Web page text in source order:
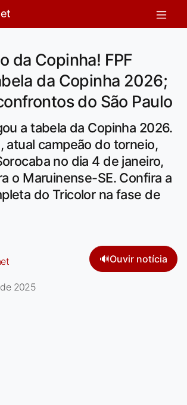
da Copinha! FPF
da Copinha 2026;
do São Paulo
a tabela da Copinha 2026.
atual campeão do torneio,
no dia 4 de janeiro,
o Maruinense-SE. Confira a
do Tricolor na fase de
🔊Ouvir notícia
2025